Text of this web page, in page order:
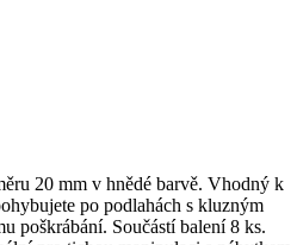
20 mm v hnědé barvě. Vhodný k
po podlahách s kluzným
poškrábání. Součástí balení 8 ks.